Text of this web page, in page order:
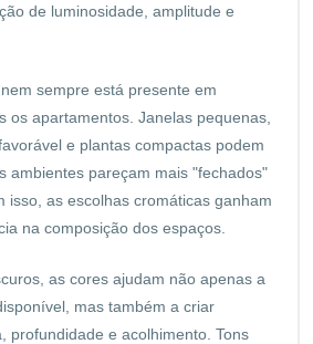
de luminosidade, amplitude e
sempre está presente em
os apartamentos. Janelas pequenas,
e plantas compactas podem
ambientes pareçam mais "fechados"
isso, as escolhas cromáticas ganham
na composição dos espaços.
as cores ajudam não apenas a
mas também a criar
profundidade e acolhimento. Tons